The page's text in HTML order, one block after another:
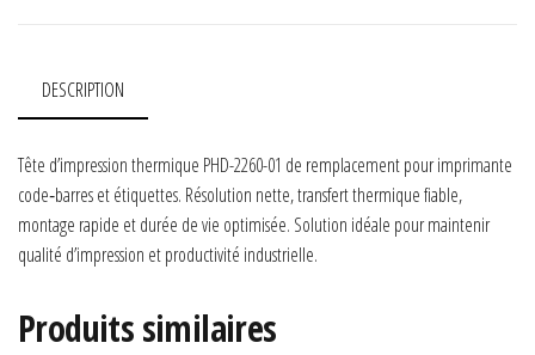
DESCRIPTION
Tête d’impression thermique PHD-2260-01 de remplacement pour imprimante
code‑barres et étiquettes. Résolution nette, transfert thermique fiable,
montage rapide et durée de vie optimisée. Solution idéale pour maintenir
qualité d’impression et productivité industrielle.
Produits similaires